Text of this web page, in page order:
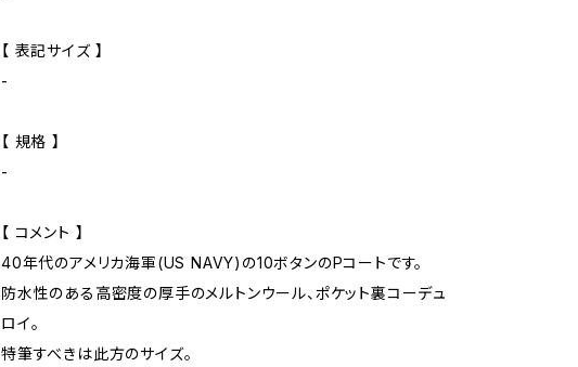
【 表記サイズ 】
-
【 規格 】
-
【 コメント 】
40年代のアメリカ海軍(US NAVY)の10ボタンのPコートです。
防水性のある高密度の厚手のメルトンウール、ポケット裏コーデュ
ロイ。
特筆すべきは此方のサイズ。